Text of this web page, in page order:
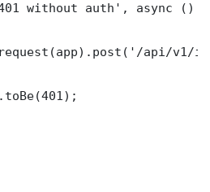
without auth', async ()
api/v1/